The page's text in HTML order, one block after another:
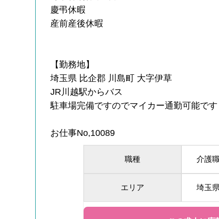
慶弔休暇
産前産後休暇
【勤務地】
埼玉県 比企郡 川島町 大字伊草
JR川越駅からバス
駐車場完備ですのでマイカー通勤可能です
お仕事No,10089
職種 介護
エリア 埼玉